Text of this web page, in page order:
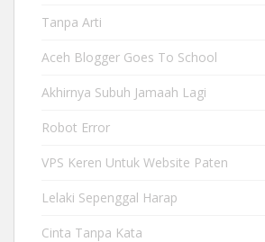
Tanpa Arti
Aceh Blogger Goes To School
Akhirnya Subuh Jamaah Lagi
Robot Error
VPS Keren Untuk Website Paten
Lelaki Sepenggal Harap
Cinta Tanpa Kata